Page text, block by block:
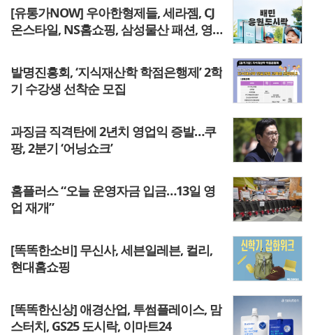
[유통가NOW] 우아한형제들, 세라젬, CJ
온스타일, NS홈쇼핑, 삼성물산 패션, 영
발명진흥회, ‘지식재산학 학점은행제’ 2학
기 수강생 선착순 모집
과징금 직격탄에 2년치 영업익 증발…쿠
팡, 2분기 ‘어닝쇼크’
홈플러스 “오늘 운영자금 입금…13일 영
업 재개”
[똑똑한소비] 무신사, 세븐일레븐, 컬리,
현대홈쇼핑
[똑똑한신상] 애경산업, 투썸플레이스, 맘
스터치, GS25 도시락, 이마트24